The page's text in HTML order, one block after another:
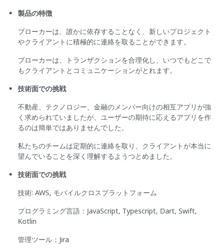
製品の特徴
ブローカーは、誰かに依存することなく、新しいプロジェクト
やクライアントに積極的に連絡を取ることができます。
ブローカーは、トランザクションを合理化し、いつでもどこで
もクライアントとコミュニケーションがとれます。
技術面での挑戦
不動産、テクノロジー、金融のメンバー向けの相互アプリが強
く求められていましたが、ユーザーの期待に応えるアプリを作
るのは簡単ではありませんでした。
私たちのチームは定期的に連絡を取り、クライアントが本当に
望んでいることを深く理解するようつとめました。
技術面での挑戦
技術: AWS, モバイルクロスプラットフォーム
プログラミング言語：JavaScript, Typescript, Dart, Swift,
Kotlin
管理ツール：Jira